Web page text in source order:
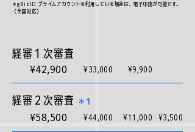
​＊gBizID プライムアカウントを利用している場合は、電子申請が可能です。
（全国対応）
経審１次審査
¥42,900 ¥33,000 ¥9,900
経審２次審査 ＊1
¥58,500 ¥44,000 ¥11,000 ¥3,500